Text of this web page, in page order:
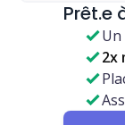
Prêt.e
Un
2x